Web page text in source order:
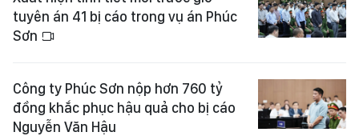
tuyên án 41 bị cáo trong vụ án Phúc
Sơn
Công ty Phúc Sơn nộp hơn 760 tỷ
đồng khắc phục hậu quả cho bị cáo
Nguyễn Văn Hậu